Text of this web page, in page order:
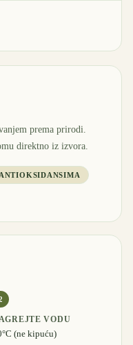
prema prirodi.
direktno iz izvora.
VODU
(ne kipuću)